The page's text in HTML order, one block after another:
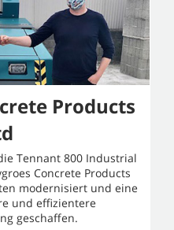
Products
Tennant 800 Industrial
Concrete Products
modernisiert und eine
und effizientere
geschaffen.